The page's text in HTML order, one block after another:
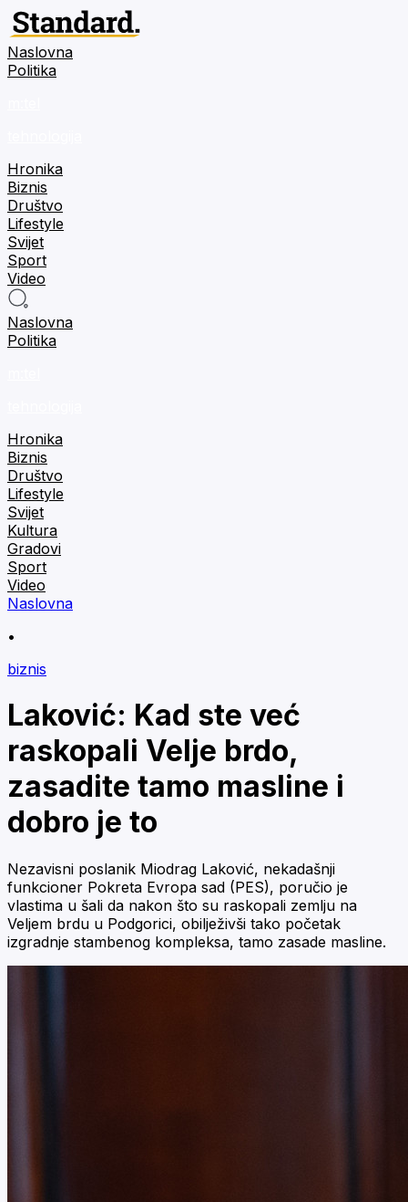
Naslovna
Politika
Hronika
Biznis
Društvo
Lifestyle
Svijet
Sport
Video
Naslovna
Politika
Hronika
Biznis
Društvo
Lifestyle
Svijet
Kultura
Gradovi
Sport
Video
Naslovna
•
biznis
Laković: Kad ste već
raskopali Velje brdo,
zasadite tamo masline i
dobro je to
Nezavisni poslanik Miodrag Laković, nekadašnji
funkcioner Pokreta Evropa sad (PES), poručio je
vlastima u šali da nakon što su raskopali zemlju na
Veljem brdu u Podgorici, obilježivši tako početak
izgradnje stambenog kompleksa, tamo zasade masline.